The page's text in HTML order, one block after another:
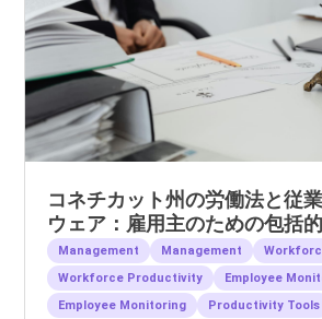
コネチカット州の労働法と従
ウェア：雇用主のための包括
Management Management
Workforce Productivity
Employee
Employee Monitoring
Productivity Tools